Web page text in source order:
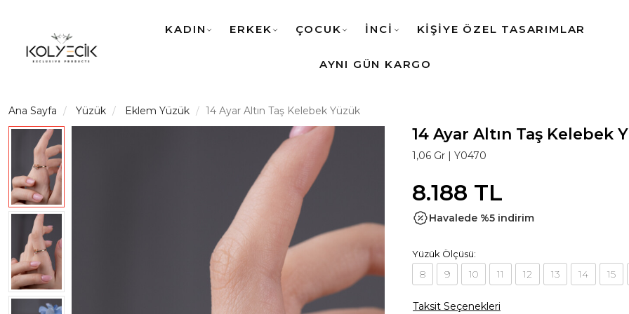
KADIN ERKEK ÇOCUK İNCİ KİŞİYE ÖZEL TASARIMLAR
AYNI GÜN KARGO
Ana Sayfa Yüzük Eklem Yüzük 14 Ayar Altın Taş Kelebek Yüzük
14 Ayar Altın Taş Kelebek
1,06 Gr | Y0470
8.188 TL
Havalede %5 indirim
Yüzük Ölçüsü:
8 9 10 11 12 13 14 15
Taksit Seçenekleri